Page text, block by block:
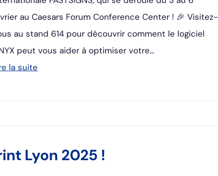
au Caesars Forum Conference Center ! 🎉 Visitez-
au stand 614 pour découvrir comment le logiciel
peut vous aider à optimiser votre...
la suite
Lyon 2025 !